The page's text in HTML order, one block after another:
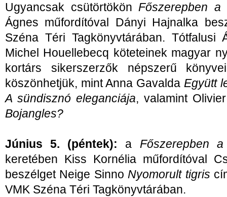
Ugyancsak csütörtökönFőszerepben
Ágnes műfordítóval Dányi Hajnalka
Széna Téri Tagkönyvtárában. Tótfalusi
Michel Houellebecq köteteinek magyar
kortárs sikerszerzők népszerű
köszönhetjük, mint Anna Gavalda Együtt
A sündisznó eleganciája, valamint
Bojangles?
Június 5. (péntek): a Főszerepben
keretében Kiss Kornélia műfordítóval
beszélget Neige SinnoNyomorult tigris
VMK Széna Téri Tagkönyvtárában.